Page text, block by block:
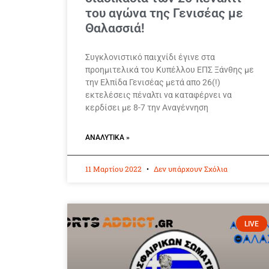
του αγώνα της Γενισέας με
Θαλασσιά!
Συγκλονιστικό παιχνίδι έγινε στα
προημιτελικά του Κυπέλλου ΕΠΣ Ξάνθης με
την Ελπίδα Γενισέας μετά απο 26(!)
εκτελέσεις πέναλτι να καταφέρνει να
κερδίσει με 8-7 την Αναγέννηση
ΑΝΑΛΥΤΙΚΆ »
11 Μαρτίου 2022 Δεν υπάρχουν Σχόλια
LIVE